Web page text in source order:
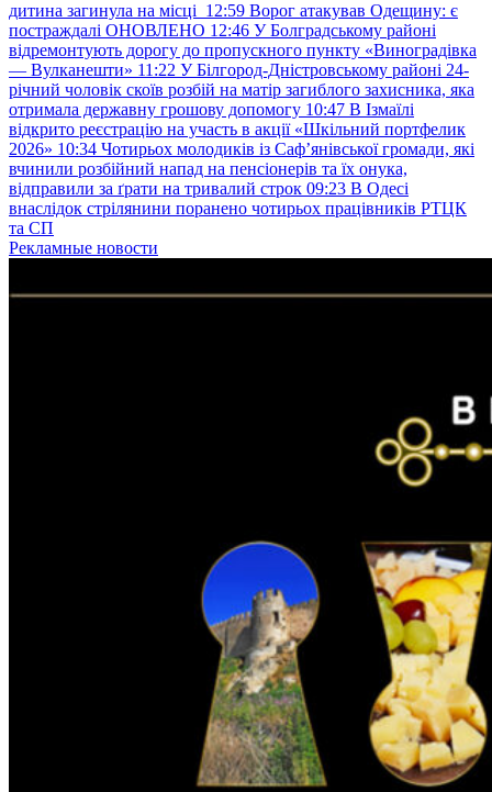
дитина загинула на місці 12:59 Ворог атакував Одещину: є
постраждалі ОНОВЛЕНО 12:46 У Болградському районі
відремонтують дорогу до пропускного пункту «Виноградівка
— Вулканешти» 11:22 У Білгород-Дністровському районі 24-
річний чоловік скоїв розбій на матір загиблого захисника, яка
отримала державну грошову допомогу 10:47 В Ізмаїлі
відкрито реєстрацію на участь в акції «Шкільний портфелик
2026» 10:34 Чотирьох молодиків із Саф’янівської громади, які
вчинили розбійний напад на пенсіонерів та їх онука,
відправили за ґрати на тривалий строк 09:23 В Одесі
внаслідок стрілянини поранено чотирьох працівників РТЦК
та СП
Рекламные новости